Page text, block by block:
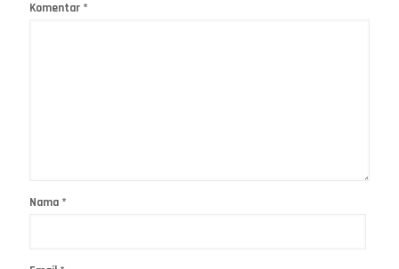
Komentar *
Nama *